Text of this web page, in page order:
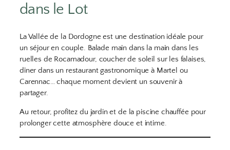
dans le Lot
La Vallée de la Dordogne est une destination idéale pour
un séjour en couple. Balade main dans la main dans les
ruelles de Rocamadour, coucher de soleil sur les falaises,
dîner dans un restaurant gastronomique à Martel ou
Carennac… chaque moment devient un souvenir à
partager.
Au retour, profitez du jardin et de la piscine chauffée pour
prolonger cette atmosphère douce et intime.